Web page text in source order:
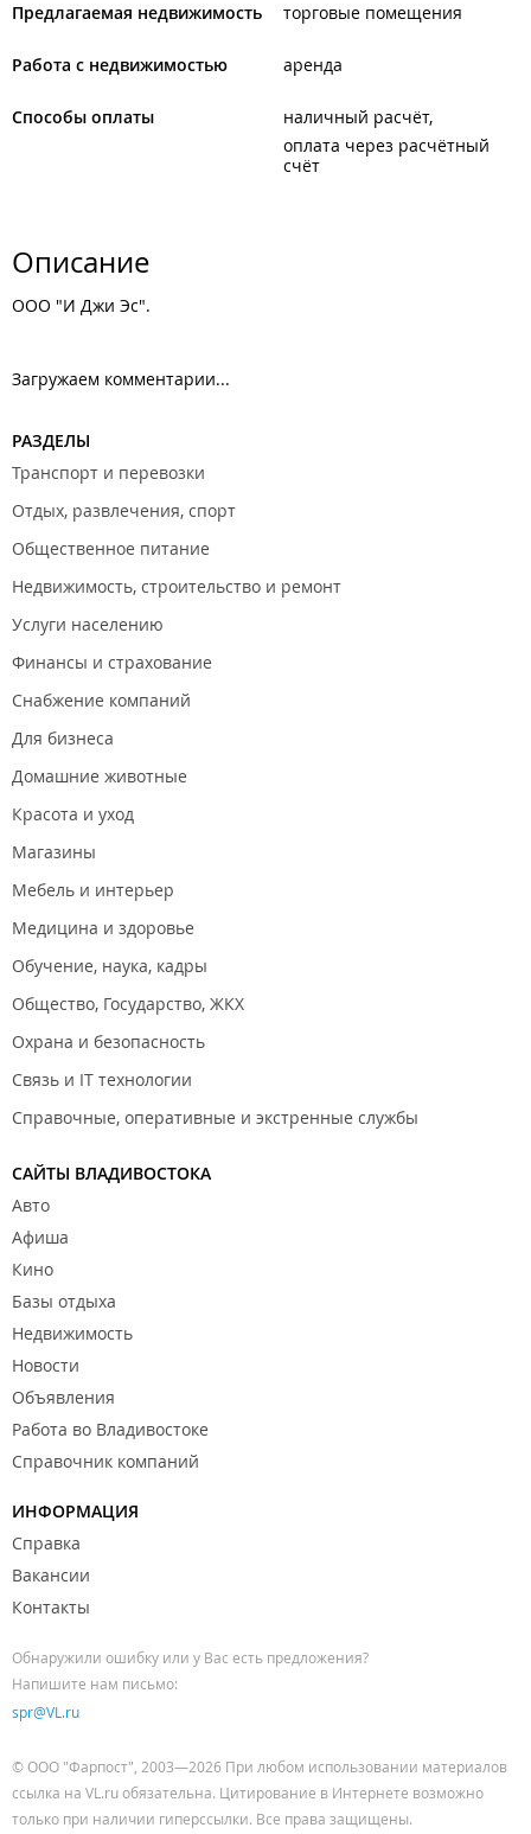
Предлагаемая недвижимость торговые помещения
Работа с недвижимостью аренда
Способы оплаты
наличный расчёт
оплата через расчётный
счёт
Описание
ООО "И Джи Эс".
Загружаем комментарии...
РАЗДЕЛЫ
Транспорт и перевозки
Отдых, развлечения, спорт
Общественное питание
Недвижимость, строительство и ремонт
Услуги населению
Финансы и страхование
Снабжение компаний
Для бизнеса
Домашние животные
Красота и уход
Магазины
Мебель и интерьер
Медицина и здоровье
Обучение, наука, кадры
Общество, Государство, ЖКХ
Охрана и безопасность
Связь и IT технологии
Справочные, оперативные и экстренные службы
САЙТЫ ВЛАДИВОСТОКА
Авто
Афиша
Кино
Базы отдыха
Недвижимость
Новости
Объявления
Работа во Владивостоке
Справочник компаний
ИНФОРМАЦИЯ
Справка
Вакансии
Контакты
Обнаружили ошибку или у Вас есть предложения?
Напишите нам письмо:
spr@VL.ru
© ООО "Фарпост", 2003—2026 При любом использовании материалов
ссылка на VL.ru обязательна. Цитирование в Интернете возможно
только при наличии гиперссылки. Все права защищены.